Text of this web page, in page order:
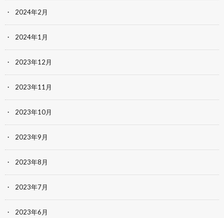
2024年2月
2024年1月
2023年12月
2023年11月
2023年10月
2023年9月
2023年8月
2023年7月
2023年6月